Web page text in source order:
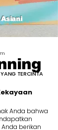
TERCINTA
Anda bahwa
berikan